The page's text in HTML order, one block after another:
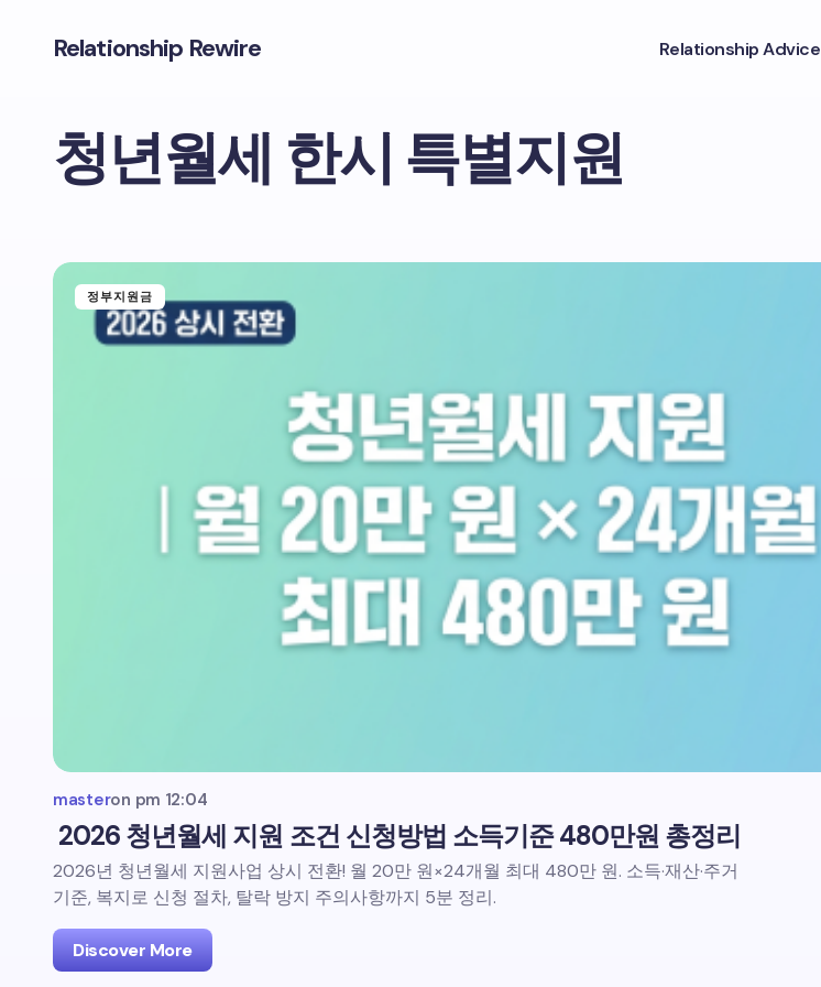
Relationship Rewire Relationship Advice
청년월세 한시 특별지원
정부지원금
masteron pm 12:04
2026 청년월세 지원 조건 신청방법 소득기준 480만원 총정리
2026년 청년월세 지원사업 상시 전환! 월 20만 원×24개월 최대 480만 원. 소득·재산·주거
기준, 복지로 신청 절차, 탈락 방지 주의사항까지 5분 정리.
Discover More